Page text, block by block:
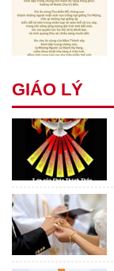
GIÁO LÝ